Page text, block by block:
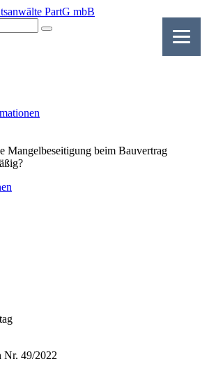
Mangelbeseitigung beim Bauvertrag
Nr. 49/2022